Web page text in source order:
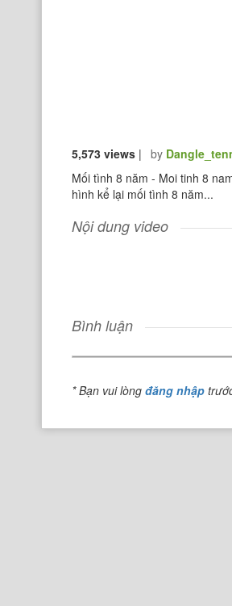
5,573 views | by
Mối tình 8 năm - Moi tinh 8
hình kể lại mối tình 8 năm...
Nội dung video
Bình luận
* Bạn vui lòngđăng nhập